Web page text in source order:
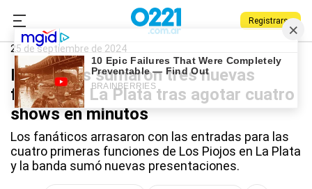
Registrarse
0221.com.ar
Los Piojos
25 de septiembre de 2024
Los Piojos sumaron tres nuevas
fechas en La Plata tras agotar cuatro
shows en minutos
Los fanáticos arrasaron con las entradas para las
cuatro primeras funciones de Los Piojos en La Plata
y la banda sumó nuevas presentaciones.